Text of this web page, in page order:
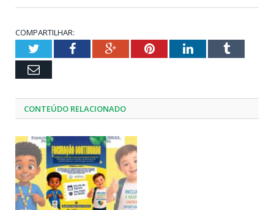
COMPARTILHAR:
TwitterFacebookGoogle+PinterestLinkedInTumblr
Email
CONTEÚDO RELACIONADO